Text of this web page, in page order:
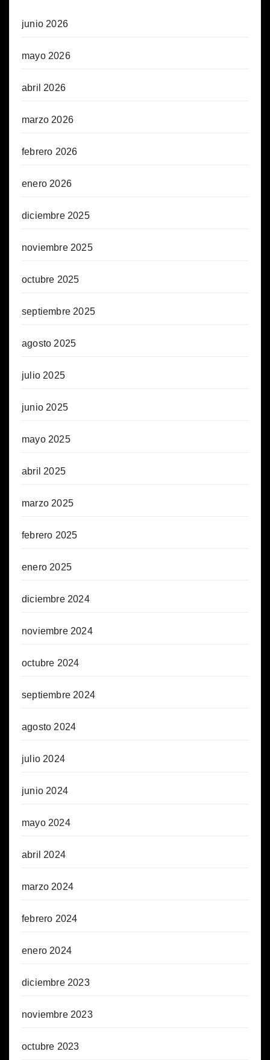
junio 2026
mayo 2026
abril 2026
marzo 2026
febrero 2026
enero 2026
diciembre 2025
noviembre 2025
octubre 2025
septiembre 2025
agosto 2025
julio 2025
junio 2025
mayo 2025
abril 2025
marzo 2025
febrero 2025
enero 2025
diciembre 2024
noviembre 2024
octubre 2024
septiembre 2024
agosto 2024
julio 2024
junio 2024
mayo 2024
abril 2024
marzo 2024
febrero 2024
enero 2024
diciembre 2023
noviembre 2023
octubre 2023